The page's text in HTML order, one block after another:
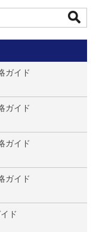
ガイド
ガイド
ガイド
ガイド
ド